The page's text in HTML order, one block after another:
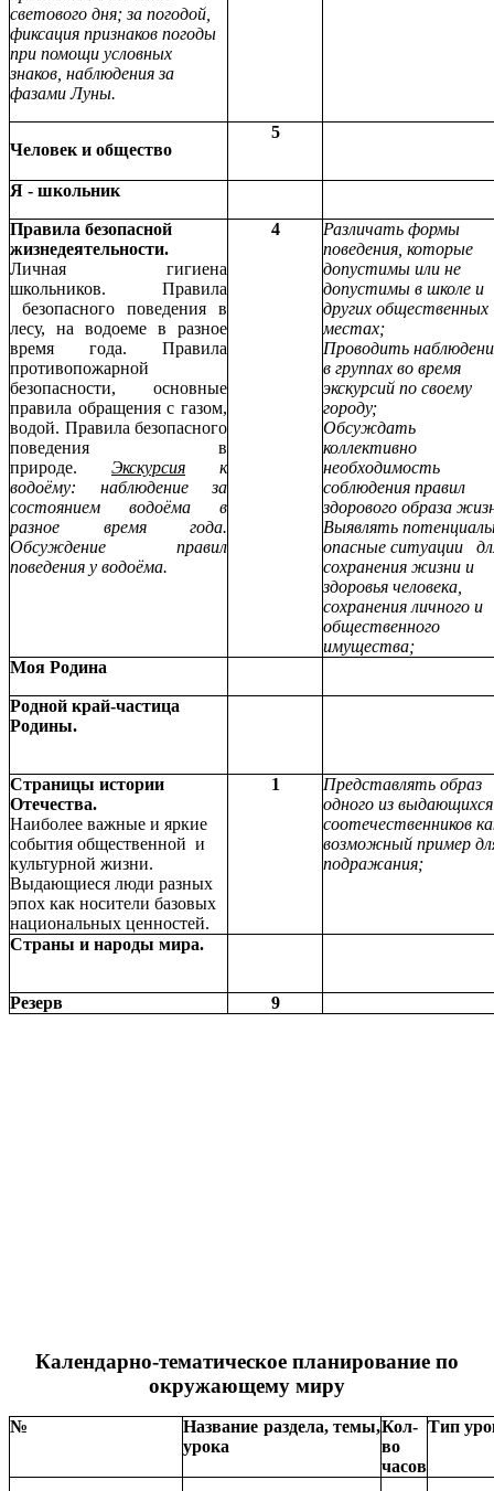
светового дня; за погодой,
фиксация признаков погоды
при помощи условных
знаков, наблюдения за
фазами Луны.
Человек и общество
5
Я - школьник
Правила безопасной
жизнедеятельности.
Личная гигиена
школьников. Правила
безопасного поведения в
лесу, на водоеме в разное
время года. Правила
противопожарной
безопасности, основные
правила обращения с газом,
водой. Правила безопасного
поведения в
природе.
Экскурсия к
водоёму: наблюдение за
состоянием водоёма в
разное время года.
Обсуждение правил
поведения у водоёма.
4
Различать формы
поведения, которые
допустимы или не
допустимы в школе и
других общественных
местах;
Проводить
в группах во время
экскурсий по своему
городу;
Обсуждать
коллективно
необходимость
соблюдения правил
здорового образа
Выявлять
опасные ситуации
сохранения жизни и
здоровья человека,
сохранения личного и
общественного
имущества;
Моя Родина
Родной край-частица
Родины.
Страницы истории
Отечества.
Наиболее важные и яркие
события общественной и
культурной жизни.
Выдающиеся люди разных
эпох как носители базовых
национальных ценностей.
1
Представлять образ
одного из выдающихся
соотечественников
возможный пример
подражания;
Страны и народы мира.
Резерв 9
Календарно-тематическое планирование по
окружающему миру
№
Название раздела, темы,
урока
Кол-
во
часов
Тип